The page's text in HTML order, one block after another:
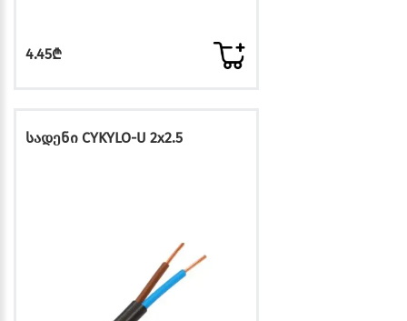
4.45₾
სადენი CYKYLO-U 2x2.5